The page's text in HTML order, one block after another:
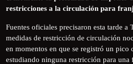
restricciones a la circulación para
Fuentes oficiales precisaron esta tarde a
medidas de restricción de circulación
en momentos en que se registró un pico
estudiando ninguna restricción para una